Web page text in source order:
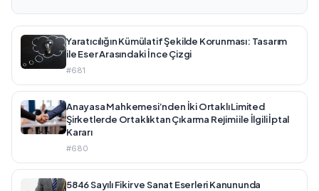
Yaratıcılığın Kümülatif Şekilde Korunması: Tasarım
ile Eser Arasındaki İnce Çizgi
#681
Anayasa Mahkemesi’nden İki Ortaklı Limited
Şirketlerde Ortaklıktan Çıkarma Rejimi ile İlgili İptal
Kararı
#680
5846 Sayılı Fikir ve Sanat Eserleri Kanununda